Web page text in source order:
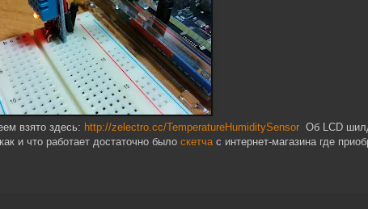
взято здесь: http://zelectro.cc/TemperatureHumiditySensorОб LCD
и что работает достаточно было скетчас интернет-магазина где